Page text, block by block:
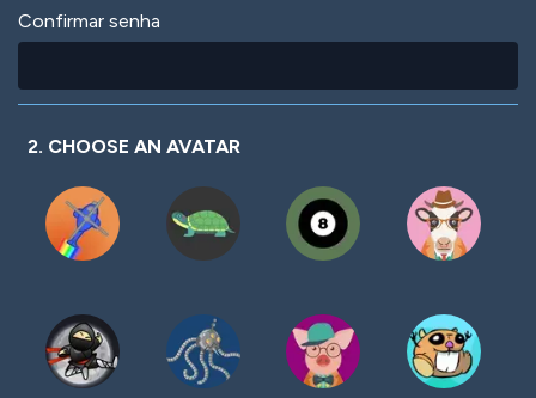
Confirmar senha
2. CHOOSE AN AVATAR